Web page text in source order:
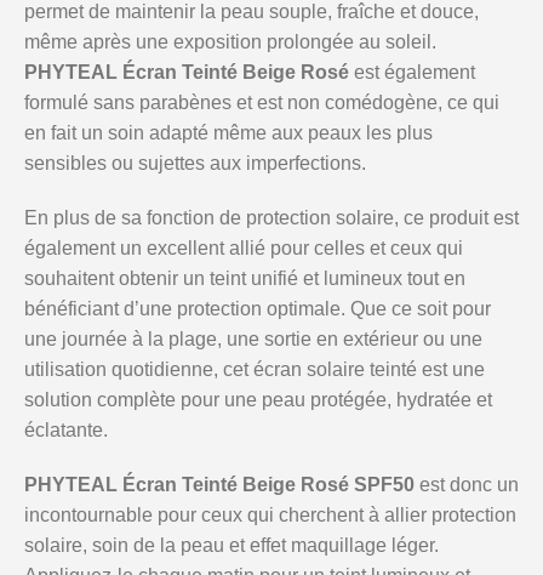
permet de maintenir la peau souple, fraîche et douce,
même après une exposition prolongée au soleil.
PHYTEAL Écran Teinté Beige Rosé est également
formulé sans parabènes et est non comédogène, ce qui
en fait un soin adapté même aux peaux les plus
sensibles ou sujettes aux imperfections.
En plus de sa fonction de protection solaire, ce produit est
également un excellent allié pour celles et ceux qui
souhaitent obtenir un teint unifié et lumineux tout en
bénéficiant d’une protection optimale. Que ce soit pour
une journée à la plage, une sortie en extérieur ou une
utilisation quotidienne, cet écran solaire teinté est une
solution complète pour une peau protégée, hydratée et
éclatante.
PHYTEAL Écran Teinté Beige Rosé SPF50 est donc un
incontournable pour ceux qui cherchent à allier protection
solaire, soin de la peau et effet maquillage léger.